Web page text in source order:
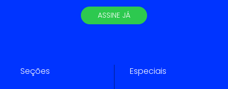
ASSINE JÁ
Seções Especiais